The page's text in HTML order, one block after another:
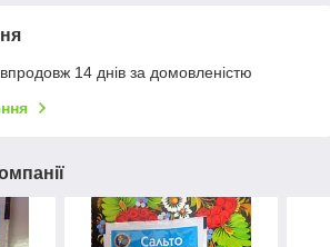
14 днів за домовленістю